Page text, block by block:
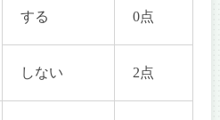
する 0点
しない 2点